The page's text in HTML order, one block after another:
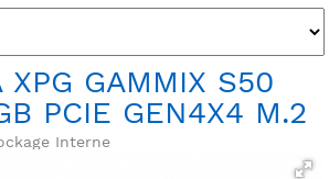
XPG GAMMIX S50
PCIE GEN4X4 M.2
Interne